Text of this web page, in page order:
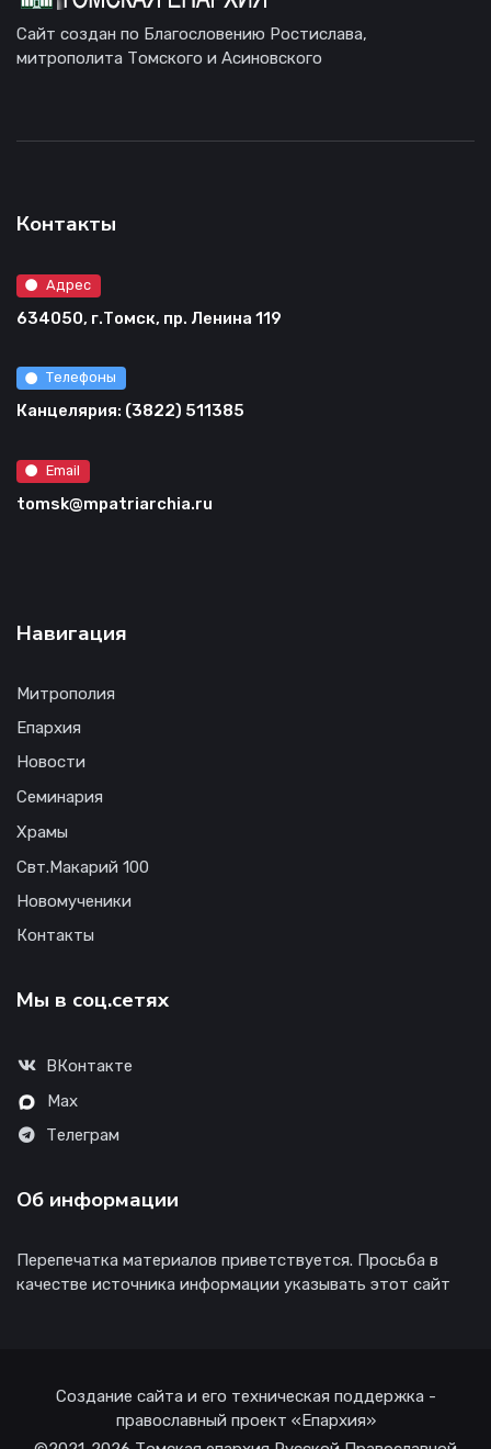
Сайт создан по Благословению Ростислава,
митрополита Томского и Асиновского
Контакты
Адрес
634050, г.Томск, пр. Ленина 119
Телефоны
Канцелярия: (3822) 511385
Email
tomsk@mpatriarchia.ru
Навигация
Митрополия
Епархия
Новости
Семинария
Храмы
Свт.Макарий 100
Новомученики
Контакты
Мы в соц.сетях
ВКонтакте
Max
Телеграм
Об информации
Перепечатка материалов приветствуется. Просьба в
качестве источника информации указывать этот сайт
Создание сайта и его техническая поддержка -
православный проект «Епархия»